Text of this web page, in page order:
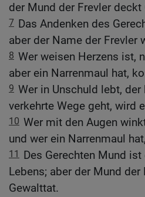
der Mund der Frevler deckt
7 Das Andenken des
aber der Name der Frevler
8 Wer weisen Herzens ist,
aber ein Narrenmaul hat,
9 Wer in Unschuld lebt,
verkehrte Wege geht, wird
10 Wer mit den Augen
und wer ein Narrenmaul
11
Des Gerechten Mund ist
Lebens; aber der Mund der
Gewalttat.